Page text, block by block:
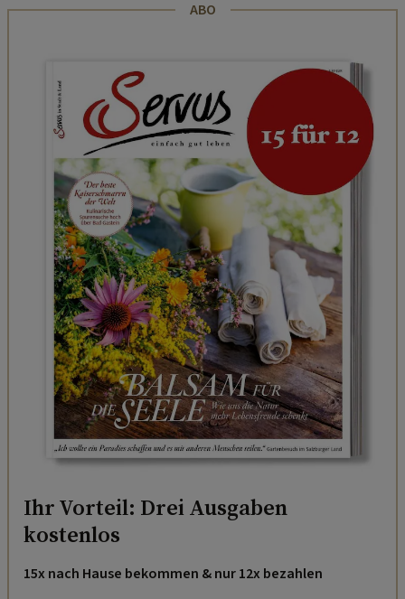
ABO
Ihr Vorteil: Drei Ausgaben
kostenlos
15x nach Hause bekommen & nur 12x bezahlen